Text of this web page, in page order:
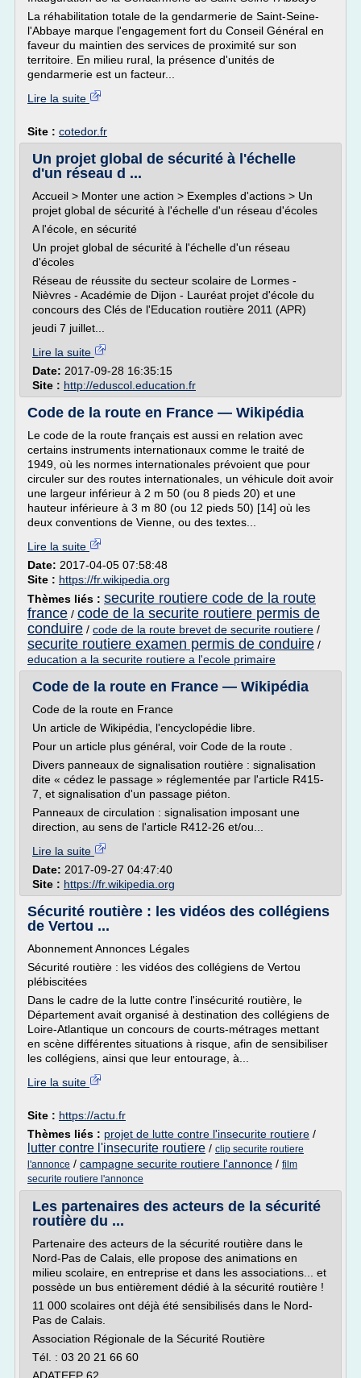
La réhabilitation totale de la gendarmerie de Saint-Seine-
l'Abbaye marque l'engagement fort du Conseil Général en
faveur du maintien des services de proximité sur son
territoire. En milieu rural, la présence d'unités de
gendarmerie est un facteur...
Lire la suite
Site : cotedor.fr
Un projet global de sécurité à l'échelle
d'un réseau d ...
Accueil > Monter une action > Exemples d'actions > Un
projet global de sécurité à l'échelle d'un réseau d'écoles
A l'école, en sécurité
Un projet global de sécurité à l'échelle d'un réseau
d'écoles
Réseau de réussite du secteur scolaire de Lormes -
Nièvres - Académie de Dijon - Lauréat projet d'école du
concours des Clés de l'Education routière 2011 (APR)
jeudi 7 juillet...
Lire la suite
Date: 2017-09-28 16:35:15
Site : http://eduscol.education.fr
Code de la route en France — Wikipédia
Le code de la route français est aussi en relation avec
certains instruments internationaux comme le traité de
1949, où les normes internationales prévoient que pour
circuler sur des routes internationales, un véhicule doit avoir
une largeur inférieur à 2 m 50 (ou 8 pieds 20) et une
hauteur inférieure à 3 m 80 (ou 12 pieds 50) [14] où les
deux conventions de Vienne, ou des textes...
Lire la suite
Date: 2017-04-05 07:58:48
Site : https://fr.wikipedia.org
Thèmes liés : securite routiere code de la route
france / code de la securite routiere permis de
conduire / code de la route brevet de securite routiere /
securite routiere examen permis de conduire /
education a la securite routiere a l'ecole primaire
Code de la route en France — Wikipédia
Code de la route en France
Un article de Wikipédia, l'encyclopédie libre.
Pour un article plus général, voir Code de la route .
Divers panneaux de signalisation routière : signalisation
dite « cédez le passage » réglementée par l'article R415-
7, et signalisation d'un passage piéton.
Panneaux de circulation : signalisation imposant une
direction, au sens de l'article R412-26 et/ou...
Lire la suite
Date: 2017-09-27 04:47:40
Site : https://fr.wikipedia.org
Sécurité routière : les vidéos des collégiens
de Vertou ...
Abonnement Annonces Légales
Sécurité routière : les vidéos des collégiens de Vertou
plébiscitées
Dans le cadre de la lutte contre l'insécurité routière, le
Département avait organisé à destination des collégiens de
Loire-Atlantique un concours de courts-métrages mettant
en scène différentes situations à risque, afin de sensibiliser
les collégiens, ainsi que leur entourage, à...
Lire la suite
Site : https://actu.fr
Thèmes liés : projet de lutte contre l'insecurite routiere /
lutter contre l'insecurite routiere / clip securite routiere
l'annonce / campagne securite routiere l'annonce / film
securite routiere l'annonce
Les partenaires des acteurs de la sécurité
routière du ...
Partenaire des acteurs de la sécurité routière dans le
Nord-Pas de Calais, elle propose des animations en
milieu scolaire, en entreprise et dans les associations... et
possède un bus entièrement dédié à la sécurité routière !
11 000 scolaires ont déjà été sensibilisés dans le Nord-
Pas de Calais.
Association Régionale de la Sécurité Routière
Tél. : 03 20 21 66 60